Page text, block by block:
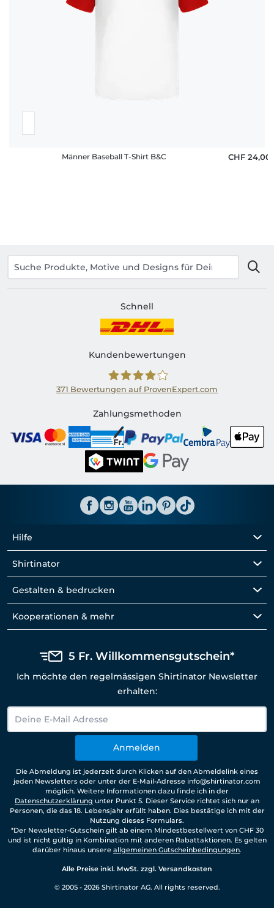
Männer Baseball T-Shirt B&C CHF 24,00
Schnell
Kundenbewertungen
Shirtinator CH
371 Bewertungen auf ProvenExpert.com
Zahlungsmethoden
Hilfe
Shirtinator
Gestalten & bedrucken
Kooperationen & mehr
5 Fr. Willkommensgutschein*
Ich möchte den regelmässigen Shirtinator Newsletter
erhalten:
Anmelden
Die Abmeldung ist jederzeit durch Klicken auf den Abmeldelink eines
jeden Newsletters oder unter der E-Mail-Adresse info@shirtinator.com
möglich. Weitere Informationen dazu finde ich in der
Datenschutzerklärung unter Punkt 5. Dieser Service richtet sich nur an
Personen, die das 18. Lebensjahr erfüllt haben. Dies bestätige ich mit der
Nutzung dieses Formulars.
*Der Newsletter-Gutschein gilt ab einem Mindestbestellwert von CHF 30
und ist nicht gültig in Kombination mit anderen Rabattaktionen. Es gelten
darüber hinaus unsere allgemeinen Gutscheinbedingungen.
Alle Preise inkl. MwSt. zzgl. Versandkosten
© 2005 - 2026 Shirtinator AG. All rights reserved.